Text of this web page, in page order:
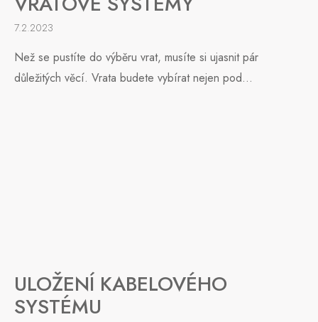
7.2.2023
Než se pustíte do výběru vrat, musíte si ujasnit pár
důležitých věcí. Vrata budete vybírat nejen pod...
ULOŽENÍ KABELOVÉHO
SYSTÉMU